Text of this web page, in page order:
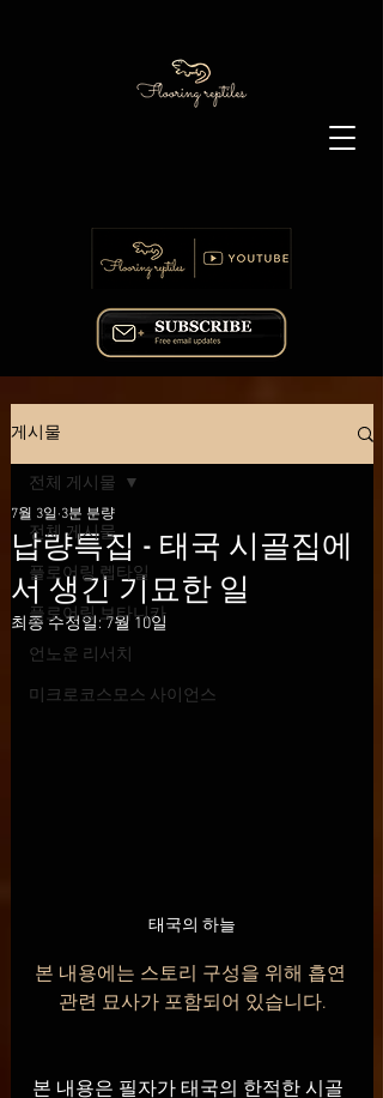
게시물
전체 게시물
플로어링 렙타일
플로어링 보타니카
언노운 리서치
미크로코스모스 사이언스
전체 게시물
납량특집 - 태국 시골집에
서 생긴 기묘한 일
7월 3일 3분 분량
최종 수정일:7월 10일
태국의 하늘
본 내용에는 스토리 구성을 위해 흡연
관련 묘사가 포함되어 있습니다.
본 내용은 필자가 태국의 한적한 시골